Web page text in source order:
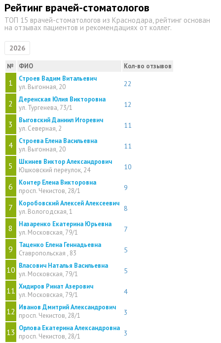
Рейтинг врачей-стоматологов
ТОП 15 врачей-стоматологов из Краснодара, рейтинг основан
на отзывах пациентов и рекомендациях от коллег.
2026
№ ФИО Кол-во отзывов
1
Строев Вадим Витальевич
ул. Выгонная, 20
22
2
Деренская Юлия Викторовна
ул. Тургенева, 73/1
12
3
Выговский Даниил Игоревич
ул. Северная, 2
11
4
Строева Елена Васильевна
ул. Выгонная, 20
11
5
Шкинев Виктор Александрович
Юшковский переулок, 24
10
6
Контер Елена Викторовна
просп. Чекистов, 28/1
9
7
Коробовский Алексей Алексеевич
ул. Вологодская, 1
8
8
Назаренко Екатерина Юрьевна
ул. Московская, 79/1
7
9
Таценко Елена Геннадьевна
Ставропольская , 83
5
10 Власович Наталья Васильевна
ул. Московская, 79/1
5
11 Хидиров Ринат Азерович
ул. Московская, 79/1
4
12 Иванов Дмитрий Александрович
просп. Чекистов, 28/1
3
13 Орлова Екатерина Александровна
просп. Чекистов, 28/1
3